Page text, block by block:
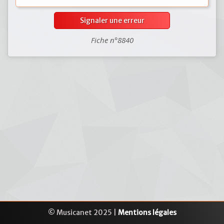
Signaler une erreur
Fiche n°8840
© Musicanet 2025 | Mentions légales